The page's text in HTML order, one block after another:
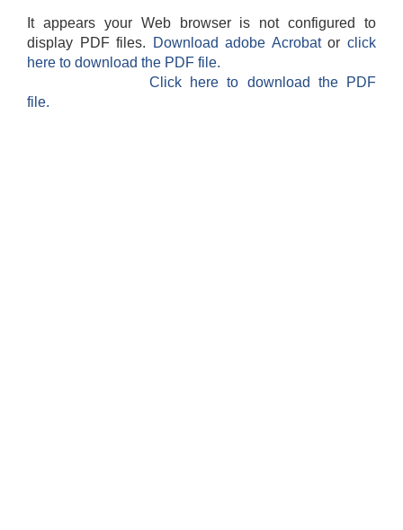
It appears your Web browser is not configured to
display PDF files.
Download adobe Acrobatorclick
here to download the PDF file.
Click here to download the PDF
file.